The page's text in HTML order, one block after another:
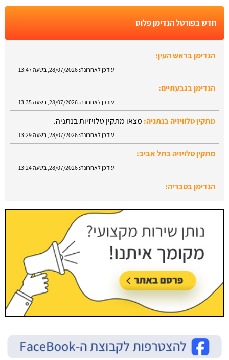
חדש בפורטל הנדימן פלוס
הנדימן בראש העין:
הנדימן בגבעתיים:
מתקין טלוויזיה בנתניה: מצאו מתקין טלויזיות בנתניה.
מתקין טלויזיה בתל אביב:
הנדימן בטבריה: